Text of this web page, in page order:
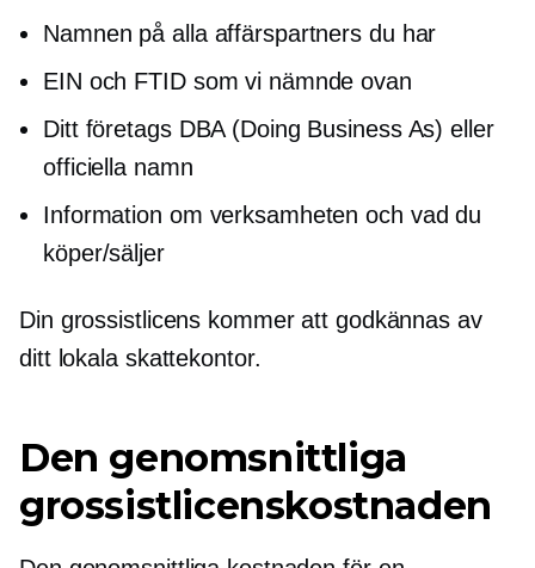
Namnen på alla affärspartners du har
EIN och FTID som vi nämnde ovan
Ditt företags DBA (Doing Business As) eller
officiella namn
Information om verksamheten och vad du
köper/säljer
Din grossistlicens kommer att godkännas av
ditt lokala skattekontor.
Den genomsnittliga
grossistlicenskostnaden